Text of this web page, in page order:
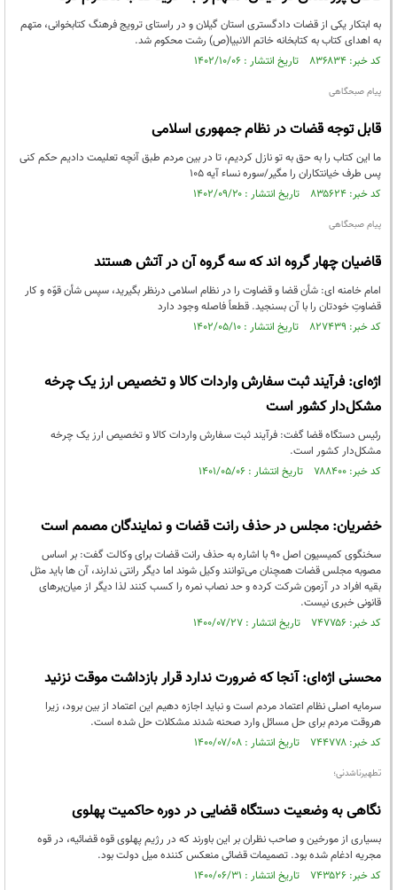
به ابتکار یکی از قضات دادگستری استان گیلان و در راستای ترویج فرهنگ کتابخوانی، متهم
به اهدای کتاب به کتابخانه خاتم الانبیا(ص) رشت محکوم شد.
کد خبر: ۸۳۶۸۳۴ تاریخ انتشار : ۱۴۰۲/۱۰/۰۶
پیام صبحگاهی
قابل توجه قضات در نظام جمهوری اسلامی
ما اين كتاب را به حق به تو نازل كرديم، تا در بين مردم طبق آنچه تعليمت داديم حكم كنى
پس طرف خيانتكاران را مگير/سوره نساء آیه 105
کد خبر: ۸۳۵۶۲۴ تاریخ انتشار : ۱۴۰۲/۰۹/۲۰
پیام صبحگاهی
قاضیان چهار گروه اند كه سه گروه آن در آتش هستند
امام خامنه ای: شأن قضا و قضاوت را در نظام اسلامی درنظر بگیرید، سپس شأن قوّه و کار
قضاوتِ خودتان را با آن بسنجید. قطعاً فاصله وجود دارد
کد خبر: ۸۲۷۴۳۹ تاریخ انتشار : ۱۴۰۲/۰۵/۱۰
اژه‌ای: فرآیند ثبت سفارش واردات کالا و تخصیص ارز یک چرخه
مشکل‌دار کشور است
رئیس دستگاه قضا گفت: فرآیند ثبت سفارش واردات کالا و تخصیص ارز یک چرخه
مشکل‌دار کشور است.
کد خبر: ۷۸۸۴۰۰ تاریخ انتشار : ۱۴۰۱/۰۵/۰۶
خضریان: مجلس در حذف رانت قضات و نمایندگان مصمم است
سخنگوی کمیسیون اصل ۹۰ با اشاره به حذف رانت قضات برای وکالت گفت: بر اساس
مصوبه مجلس قضات همچنان می‌توانند وکیل شوند اما دیگر رانتی ندارند، آن ها باید مثل
بقیه افراد در آزمون شرکت کرده و حد نصاب نمره را کسب کنند لذا دیگر از میان‌برهای
قانونی خبری نیست.
کد خبر: ۷۴۷۷۵۶ تاریخ انتشار : ۱۴۰۰/۰۷/۲۷
محسنی اژه‌ای: آنجا که ضرورت ندارد قرار بازداشت موقت نزنید
سرمایه اصلی نظام اعتماد مردم است و نباید اجازه دهیم این اعتماد از بین برود، زیرا
هروقت مردم برای حل مسائل وارد صحنه شدند مشکلات حل شده است.
کد خبر: ۷۴۴۷۷۸ تاریخ انتشار : ۱۴۰۰/۰۷/۰۸
تطهیرناشدنی؛
نگاهی به وضعیت دستگاه قضایی در دوره حاکمیت پهلوی
بسیاری از مورخین و صاحب نظران بر این باورند که در رژیم پهلوی قوه قضائیه، در قوه
مجریه ادغام شده بود. تصمیمات قضائی منعکس کننده میل دولت بود.
کد خبر: ۷۴۳۵۲۶ تاریخ انتشار : ۱۴۰۰/۰۶/۳۱